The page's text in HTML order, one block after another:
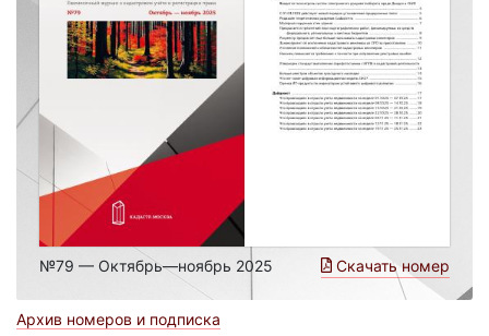
Скачать номер
№79 — Октябрь—ноябрь 2025
Архив номеров и подписка